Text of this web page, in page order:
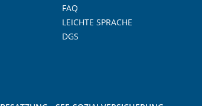
FAQ
LEICHTE SPRACHE
DGS